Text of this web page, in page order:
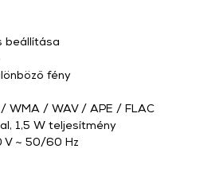
beállítása
fény
WMA / WAV / APE / FLAC
1,5 W teljesítmény
V ~ 50/60 Hz